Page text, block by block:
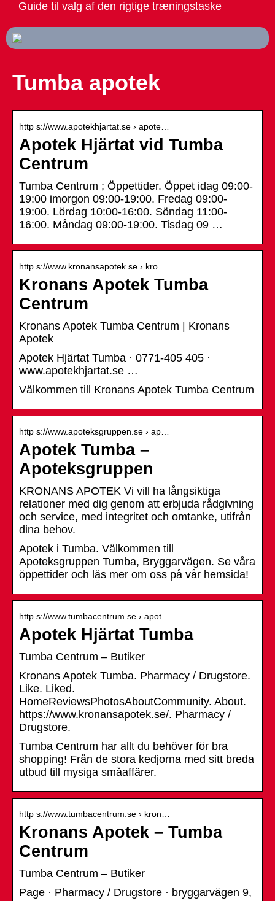
Guide til valg af den rigtige træningstaske
Tumba apotek
http s://www.apotekhjartat.se › apote…
Apotek Hjärtat vid Tumba
Centrum
Tumba Centrum ; Öppettider. Öppet idag 09:00-
19:00 imorgon 09:00-19:00. Fredag 09:00-
19:00. Lördag 10:00-16:00. Söndag 11:00-
16:00. Måndag 09:00-19:00. Tisdag 09 …
http s://www.kronansapotek.se › kro…
Kronans Apotek Tumba
Centrum
Kronans Apotek Tumba Centrum | Kronans
Apotek
Apotek Hjärtat Tumba · 0771-405 405 ·
www.apotekhjartat.se …
Välkommen till Kronans Apotek Tumba Centrum
http s://www.apoteksgruppen.se › ap…
Apotek Tumba –
Apoteksgruppen
KRONANS APOTEK Vi vill ha långsiktiga
relationer med dig genom att erbjuda rådgivning
och service, med integritet och omtanke, utifrån
dina behov.
Apotek i Tumba. Välkommen till
Apoteksgruppen Tumba, Bryggarvägen. Se våra
öppettider och läs mer om oss på vår hemsida!
http s://www.tumbacentrum.se › apot…
Apotek Hjärtat Tumba
Tumba Centrum – Butiker
Kronans Apotek Tumba. Pharmacy / Drugstore.
Like. Liked.
HomeReviewsPhotosAboutCommunity. About.
https://www.kronansapotek.se/. Pharmacy /
Drugstore.
Tumba Centrum har allt du behöver för bra
shopping! Från de stora kedjorna med sitt breda
utbud till mysiga småaffärer.
http s://www.tumbacentrum.se › kron…
Kronans Apotek – Tumba
Centrum
Tumba Centrum – Butiker
Page · Pharmacy / Drugstore · bryggarvägen 9,